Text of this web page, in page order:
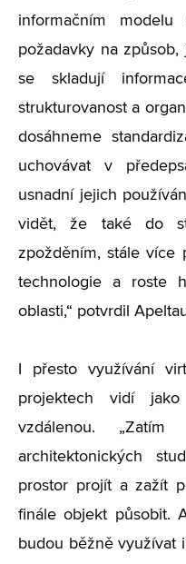
informačním
požadavky na
se skladují
strukturovanost a
dosáhneme
uchovávat v
usnadní jejich
vidět, že také do
zpožděním, stále více
technologie a roste
oblasti,“ potvrdil
I přesto využívání
projektech vidí
vzdálenou.
architektonických
prostor projít a zažít
finále objekt působit.
budou běžně využívat